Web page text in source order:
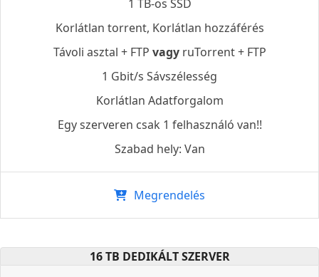
1 TB-os SSD
Korlátlan torrent, Korlátlan hozzáférés
Távoli asztal + FTP vagyruTorrent + FTP
1 Gbit/s Sávszélesség
Korlátlan Adatforgalom
Egy szerveren csak 1 felhasználó van!!
Szabad hely: Van
Megrendelés
16 TB DEDIKÁLT SZERVER